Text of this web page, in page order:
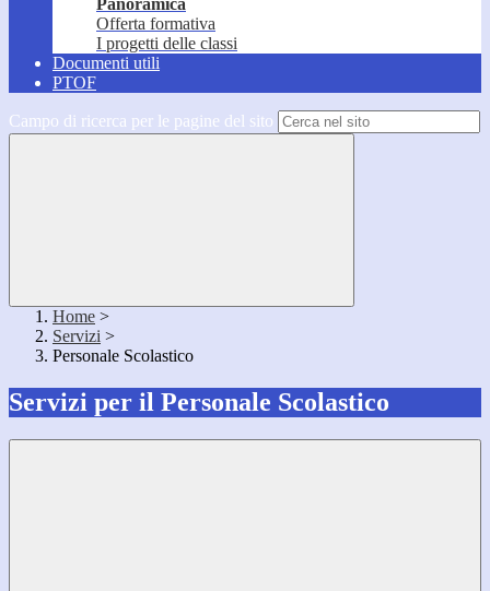
Panoramica
Offerta formativa
I progetti delle classi
Documenti utili
PTOF
Campo di ricerca per le pagine del sito
Home >
Servizi >
Personale Scolastico
Servizi per il Personale Scolastico